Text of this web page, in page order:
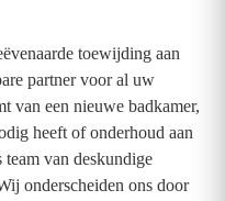
toewijding aan
partner voor al uw
van een nieuwe badkamer,
heeft of onderhoud aan
van deskundige
onderscheiden ons door